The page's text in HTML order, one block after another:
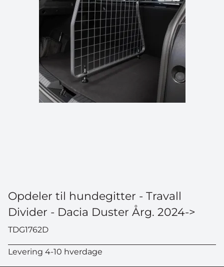
Opdeler til hundegitter - Travall
Divider - Dacia Duster Årg. 2024->
TDG1762D
Levering 4-10 hverdage